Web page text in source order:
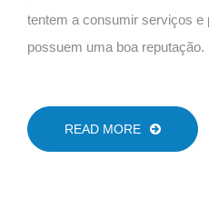
tentem a consumir serviços e
possuem uma boa reputação.
READ MORE